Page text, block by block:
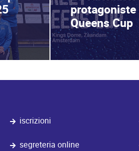
Queens Cup
iscrizioni
segreteria online